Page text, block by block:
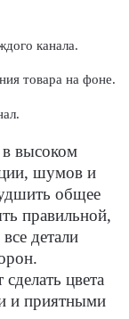
канала.
товара на фоне.
высоком
шумов и
общее
правильной,
детали
цвета
и приятными